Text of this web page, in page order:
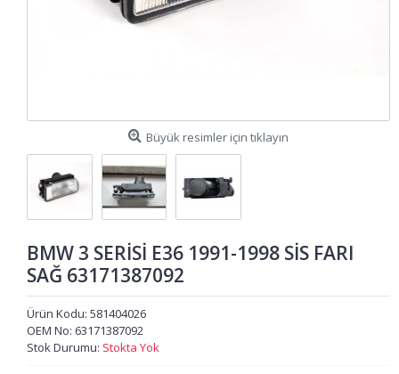
Büyük resimler için tıklayın
BMW 3 SERİSİ E36 1991-1998 SİS FARI
SAĞ 63171387092
Ürün Kodu: 581404026
OEM No: 63171387092
Stok Durumu: Stokta Yok